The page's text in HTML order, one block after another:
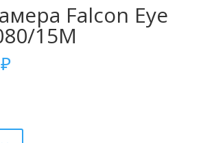
Falcon Eye
15M
₽